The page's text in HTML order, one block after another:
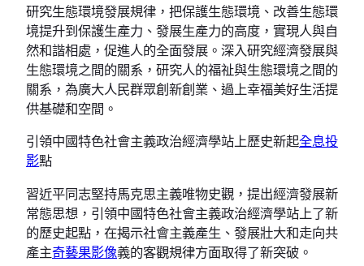
研究生態環境發展規律，把保護生態環境、改善生態環
境提升到保護生產力、發展生產力的高度，實現人與自
然和諧相處，促進人的全面發展。深入研究經濟發展與
生態環境之間的關系，研究人的福祉與生態環境之間的
關系，為廣大人民群眾創新創業、過上幸福美好生活提
供基礎和空間。
引領中國特色社會主義政治經濟學站上歷史新起全息投
影點
習近平同志堅持馬克思主義唯物史觀，提出經濟發展新
常態思想，引領中國特色社會主義政治經濟學站上了新
的歷史起點，在揭示社會主義產生、發展壯大和走向共
產主奇藝果影像義的客觀規律方面取得了新突破。